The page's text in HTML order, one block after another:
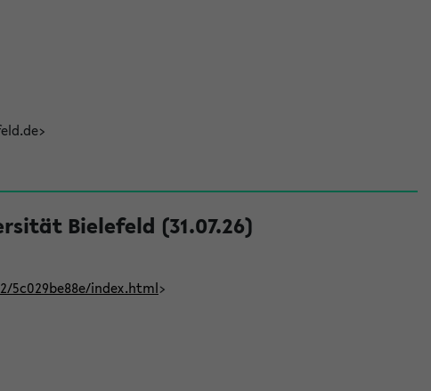
Bielefeld (31.07.26)
5c029be88e/index.html>